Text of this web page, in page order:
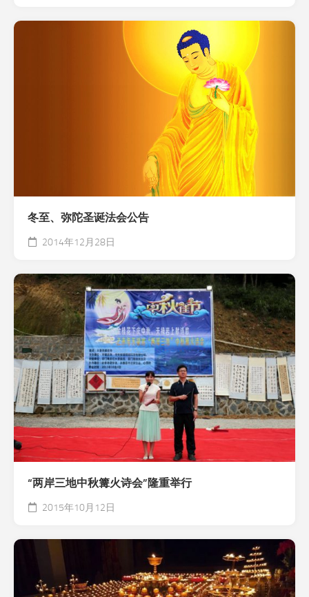
冬至、弥陀圣诞法会公告
2014年12月28日
“两岸三地中秋篝火诗会”隆重举行
2015年10月12日